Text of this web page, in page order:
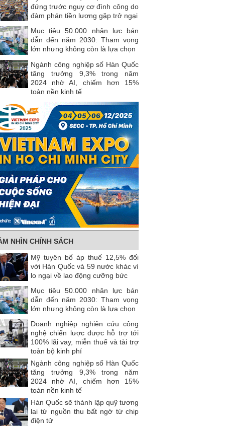
đứng trước nguy cơ đình công do
đàm phán tiền lương gặp trở ngại
Mục tiêu 50.000 nhân lực bán
dẫn đến năm 2030: Tham vọng
lớn nhưng không còn là lựa chọn
Ngành công nghiệp số Hàn Quốc
tăng trưởng 9,3% trong năm
2024 nhờ AI, chiếm hơn 15%
toàn nền kinh tế
NHÌN CHÍNH SÁCH
Mỹ tuyên bố áp thuế 12,5% đối
với Hàn Quốc và 59 nước khác vì
lo ngại về lao động cưỡng bức
Mục tiêu 50.000 nhân lực bán
dẫn đến năm 2030: Tham vọng
lớn nhưng không còn là lựa chọn
Doanh nghiệp nghiên cứu công
nghệ chiến lược được hỗ trợ tới
100% lãi vay, miễn thuế và tài trợ
toàn bộ kinh phí
Ngành công nghiệp số Hàn Quốc
tăng trưởng 9,3% trong năm
2024 nhờ AI, chiếm hơn 15%
toàn nền kinh tế
Hàn Quốc sẽ thành lập quỹ tương
lai từ nguồn thu bất ngờ từ chip
điện tử